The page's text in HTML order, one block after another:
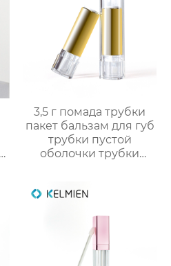
3,5 г помада трубки
пакет бальзам для губ
трубки пустой
оболочки трубки